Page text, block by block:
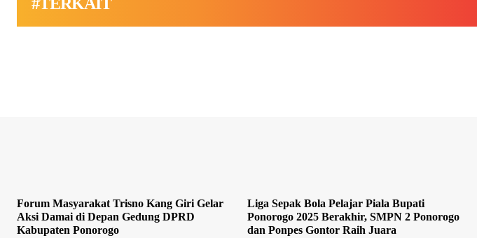
#TERKAIT
Forum Masyarakat Trisno Kang Giri Gelar
Aksi Damai di Depan Gedung DPRD
Kabupaten Ponorogo
Liga Sepak Bola Pelajar Piala Bupati
Ponorogo 2025 Berakhir, SMPN 2 Ponorogo
dan Ponpes Gontor Raih Juara